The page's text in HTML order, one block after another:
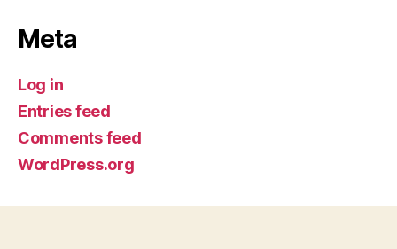
Meta
Log in
Entries feed
Comments feed
WordPress.org